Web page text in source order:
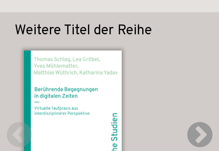
Weitere Titel der Reihe